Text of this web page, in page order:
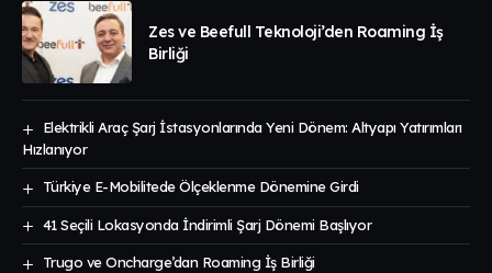
Zes ve Beefull Teknoloji’den Roaming İş
Birliği
Elektrikli Araç Şarj İstasyonlarında Yeni Dönem: Altyapı Yatırımları
Hızlanıyor
Türkiye E-Mobilitede Ölçeklenme Dönemine Girdi
41 Seçili Lokasyonda İndirimli Şarj Dönemi Başlıyor
Trugo ve Oncharge’dan Roaming İş Birliği